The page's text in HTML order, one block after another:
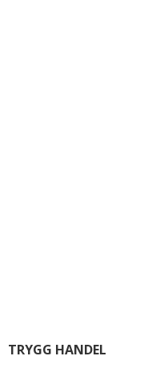
TRYGG HANDEL